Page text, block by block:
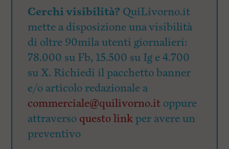
Cerchi visibilità? QuiLivorno.it
mette a disposizione una visibilità
di oltre 90mila utenti giornalieri:
78.000 su Fb, 15.500 su Ig e 4.700
su X. Richiedi il pacchetto banner
e/o articolo redazionale a
commerciale@quilivorno.it oppure
attraverso questo linkper avere un
preventivo